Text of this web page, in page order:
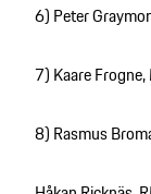
6) Peter
7) Kaare
8) Rasmus